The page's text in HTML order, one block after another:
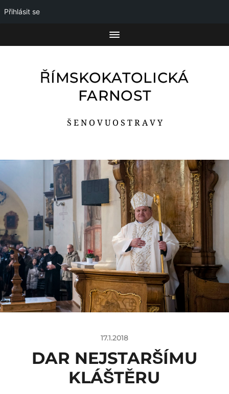
Přihlásit se
ŘÍMSKOKATOLICKÁ
FARNOST
Š E N O V U O S T R A V Y
17.1.2018
DAR NEJSTARŠÍMU
KLÁŠTĚRU